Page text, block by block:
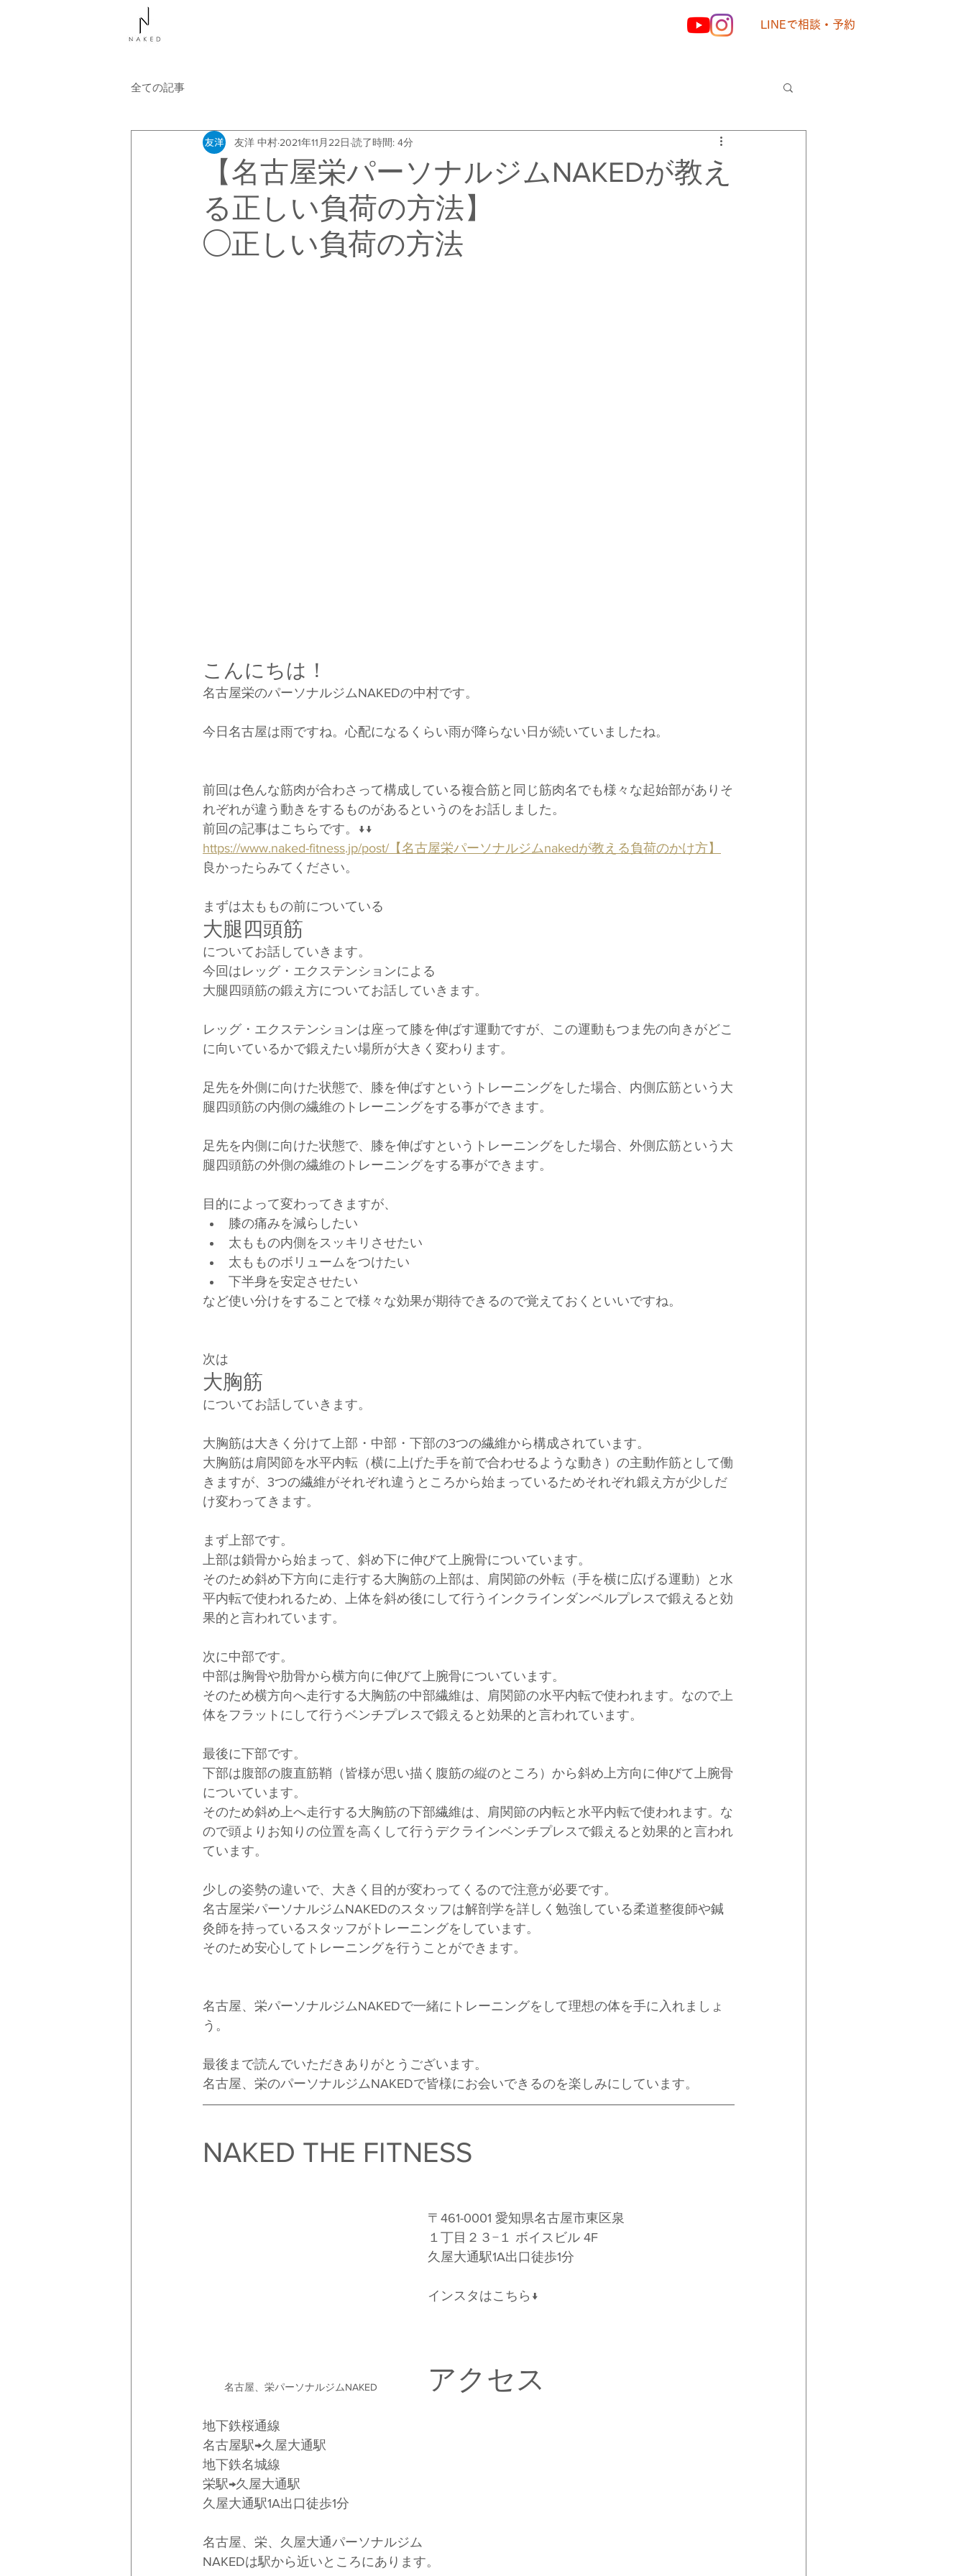
LINEで相談・予約
全ての記事
【名古屋栄パーソナルジムNAKEDが教え
る正しい負荷の方法】
友洋 中村 2021年11月22日 読了時間: 4分
◯正しい負荷の方法
こんにちは！
名古屋栄のパーソナルジムNAKEDの中村です。
今日名古屋は雨ですね。心配になるくらい雨が降らない日が続いていましたね。
前回は色んな筋肉が合わさって構成している複合筋と同じ筋肉名でも様々な起始部がありそ
れぞれが違う動きをするものがあるというのをお話しました。
前回の記事はこちらです。↓↓
https://www.naked-fitness.jp/post/【名古屋栄パーソナルジムnakedが教える負荷のかけ方】
良かったらみてください。
まずは太ももの前についている
大腿四頭筋
についてお話していきます。
今回はレッグ・エクステンションによる
大腿四頭筋の鍛え方についてお話していきます。
レッグ・エクステンションは座って膝を伸ばす運動ですが、この運動もつま先の向きがどこ
に向いているかで鍛えたい場所が大きく変わります。
足先を外側に向けた状態で、膝を伸ばすというトレーニングをした場合、内側広筋という大
腿四頭筋の内側の繊維のトレーニングをする事ができます。
足先を内側に向けた状態で、膝を伸ばすというトレーニングをした場合、外側広筋という大
腿四頭筋の外側の繊維のトレーニングをする事ができます。
目的によって変わってきますが、
膝の痛みを減らしたい
太ももの内側をスッキリさせたい
太もものボリュームをつけたい
下半身を安定させたい
など使い分けをすることで様々な効果が期待できるので覚えておくといいですね。
次は
大胸筋
についてお話していきます。
大胸筋は大きく分けて上部・中部・下部の3つの繊維から構成されています。
大胸筋は肩関節を水平内転（横に上げた手を前で合わせるような動き）の主動作筋として働
きますが、3つの繊維がそれぞれ違うところから始まっているためそれぞれ鍛え方が少しだ
け変わってきます。
まず上部です。
上部は鎖骨から始まって、斜め下に伸びて上腕骨についています。
そのため斜め下方向に走行する大胸筋の上部は、肩関節の外転（手を横に広げる運動）と水
平内転で使われるため、上体を斜め後にして行うインクラインダンベルプレスで鍛えると効
果的と言われています。
次に中部です。
中部は胸骨や肋骨から横方向に伸びて上腕骨についています。
そのため横方向へ走行する大胸筋の中部繊維は、肩関節の水平内転で使われます。なので上
体をフラットにして行うベンチプレスで鍛えると効果的と言われています。
最後に下部です。
下部は腹部の腹直筋鞘（皆様が思い描く腹筋の縦のところ）から斜め上方向に伸びて上腕骨
についています。
そのため斜め上へ走行する大胸筋の下部繊維は、肩関節の内転と水平内転で使われます。な
ので頭よりお知りの位置を高くして行うデクラインベンチプレスで鍛えると効果的と言われ
ています。
少しの姿勢の違いで、大きく目的が変わってくるので注意が必要です。
名古屋栄パーソナルジムNAKEDのスタッフは解剖学を詳しく勉強している柔道整復師や鍼
灸師を持っているスタッフがトレーニングをしています。
そのため安心してトレーニングを行うことができます。
名古屋、栄パーソナルジムNAKEDで一緒にトレーニングをして理想の体を手に入れましょ
う。
最後まで読んでいただきありがとうございます。
名古屋、栄のパーソナルジムNAKEDで皆様にお会いできるのを楽しみにしています。
NAKED THE FITNESS
名古屋、栄パーソナルジムNAKED
〒461-0001 愛知県名古屋市東区泉
１丁目２３−１ ボイスビル 4F
久屋大通駅1A出口徒歩1分
インスタはこちら↓
アクセス
地下鉄桜通線
名古屋駅→久屋大通駅
地下鉄名城線
栄駅→久屋大通駅
久屋大通駅1A出口徒歩1分
名古屋、栄、久屋大通パーソナルジム
NAKEDは駅から近いところにあります。